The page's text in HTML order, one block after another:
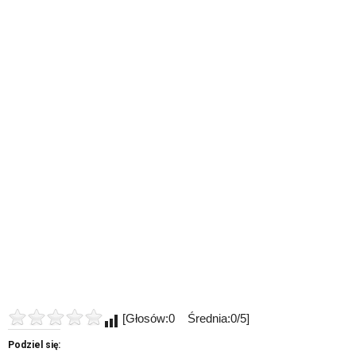
[Głosów:0 Średnia:0/5]
Podziel się: